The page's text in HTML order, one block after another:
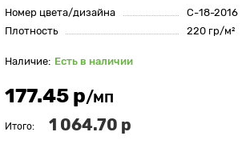
Номер цвета/дизайна
С-18-2016
Плотность
220 гр/м²
Есть в наличии
177.45 р/мп
Итого: 1 064.70 р